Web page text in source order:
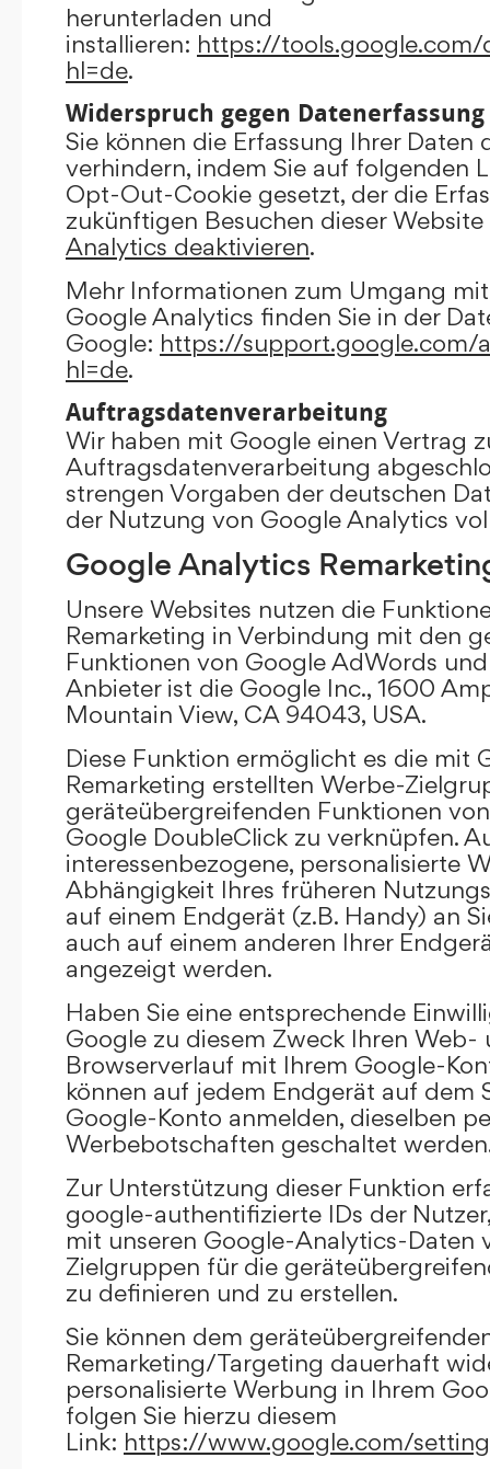
herunterladen und
installieren: https://
hl=de.
Widerspruch gegen Datenerfassung
Sie können die Erfassung Ihrer
verhindern, indem Sie auf folgenden
Opt-Out-Cookie gesetzt, der die
zukünftigen Besuchen dieser
Analytics deaktivieren.
Mehr Informationen zum Umgang
Google Analytics finden Sie in der
Google: https://support.google.com/
hl=de.
Auftragsdatenverarbeitung
Wir haben mit Google einen Vertrag
Auftragsdatenverarbeitung
strengen Vorgaben der deutschen
der Nutzung von Google Analytics
Google Analytics
Unsere Websites nutzen die
Remarketing in Verbindung mit den
Funktionen von Google AdWords
Anbieter ist die Google Inc., 1600
Mountain View, CA 94043, USA.
Diese Funktion ermöglicht es die mit
Remarketing erstellten Werbe-
geräteübergreifenden Funktionen
Google DoubleClick zu verknüpfen.
interessenbezogene, personalisierte
Abhängigkeit Ihres früheren
auf einem Endgerät (z.B. Handy) an
auch auf einem anderen Ihrer
angezeigt werden.
Haben Sie eine entsprechende
Google zu diesem Zweck Ihren
Browserverlauf mit Ihrem Google-
können auf jedem Endgerät auf dem
Google-Konto anmelden, dieselben
Werbebotschaften geschaltet
Zur Unterstützung dieser Funktion
google-authentifizierte IDs der
mit unseren Google-Analytics-Daten
Zielgruppen für die
zu definieren und zu erstellen.
Sie können dem
Remarketing/Targeting dauerhaft
personalisierte Werbung in Ihrem
folgen Sie hierzu diesem
Link: https://www.google.com/